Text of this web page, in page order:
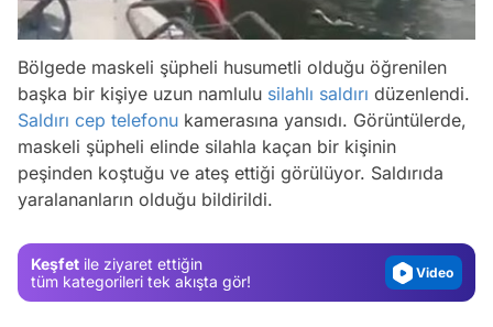
Bölgede maskeli şüpheli husumetli olduğu öğrenilen
başka bir kişiye uzun namlulu silahlı saldırı düzenlendi.
Saldırı cep telefonu kamerasına yansıdı. Görüntülerde,
maskeli şüpheli elinde silahla kaçan bir kişinin
peşinden koştuğu ve ateş ettiği görülüyor. Saldırıda
yaralananların olduğu bildirildi.
Keşfet ile ziyaret ettiğin
tüm kategorileri tek akışta gör!
Video
Video